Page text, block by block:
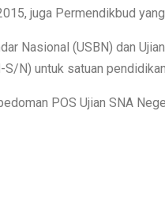
juga Permendikbud
Nasional (USBN) dan
N) untuk satuan
POS Ujian SNA